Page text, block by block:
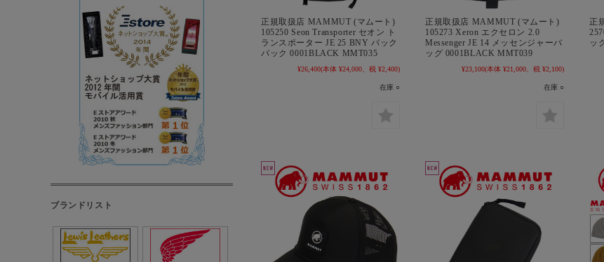
正規取扱店 MAMMUT (マムート)
105250 Seon Transporter セオン ト
ランスポーター JE 25 BNY バック
パック 0001BLACK MMT035
¥26,400(本体 ¥24,000、税 ¥2,400)
在庫 ○
正規取扱店 MAMMUT (マムート)
105273 Xeron エクセロン 2.0
Messenger JE 14 メッセンジャーバ
ッグ 0001BLACK MMT039
¥23,100(本体 ¥21,000、税 ¥2,100)
在庫 ○
正
ッ
ブランドリスト